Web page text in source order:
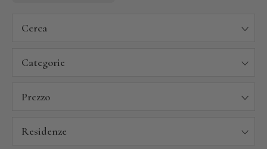
Cerca
Categorie
Prezzo
Residenze